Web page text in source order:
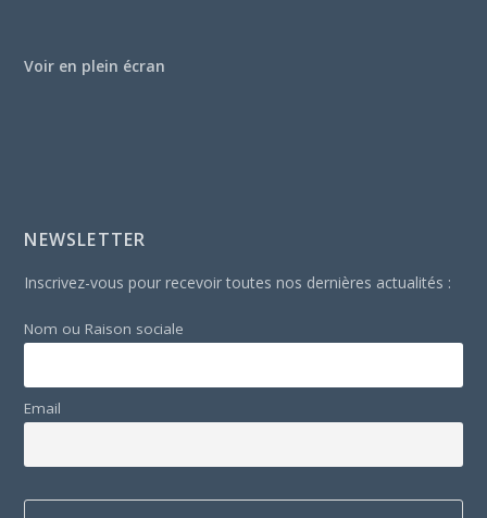
Voir en plein écran
NEWSLETTER
Inscrivez-vous pour recevoir toutes nos dernières actualités :
Nom ou Raison sociale
Email